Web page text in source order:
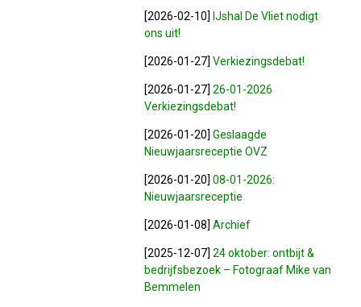
[2026-02-10] IJshal De Vliet nodigt
ons uit!
[2026-01-27]Verkiezingsdebat!
[2026-01-27]26-01-2026
Verkiezingsdebat!
[2026-01-20]Geslaagde
Nieuwjaarsreceptie OVZ
[2026-01-20]08-01-2026:
Nieuwjaarsreceptie
[2026-01-08]Archief
[2025-12-07]24 oktober: ontbijt &
bedrijfsbezoek – Fotograaf Mike van
Bemmelen